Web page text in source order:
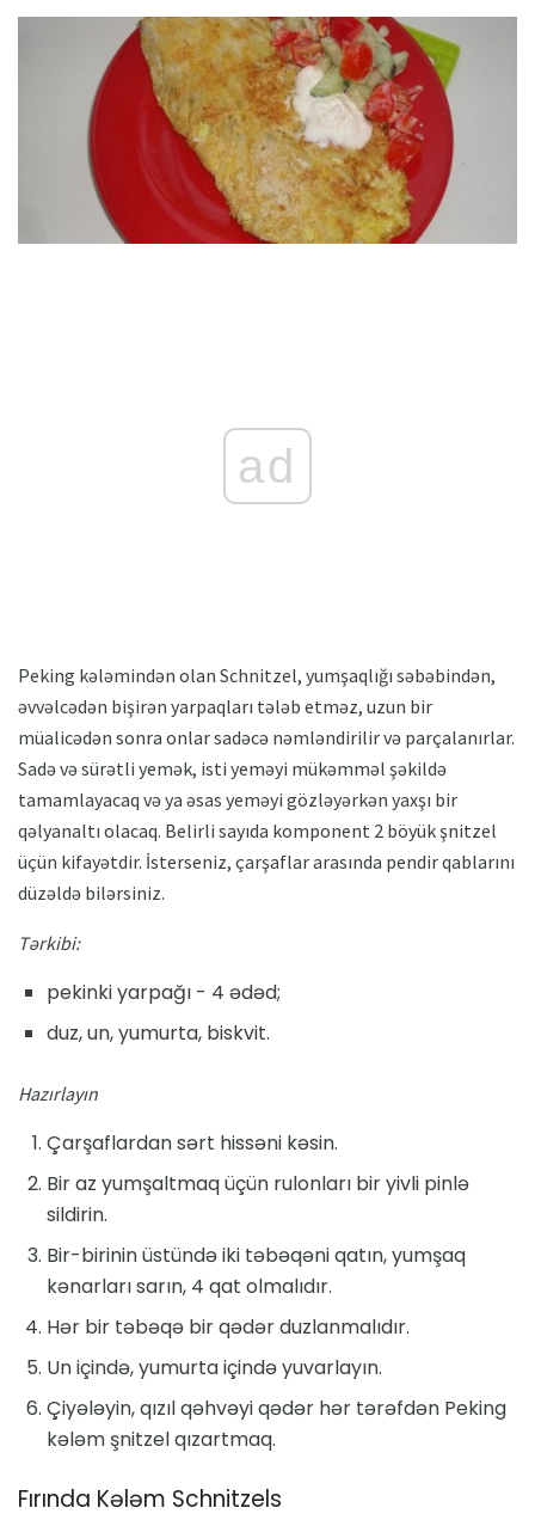
ad
Peking kələmindən olan Schnitzel, yumşaqlığı səbəbindən,
əvvəlcədən bişirən yarpaqları tələb etməz, uzun bir
müalicədən sonra onlar sadəcə nəmləndirilir və parçalanırlar.
Sadə və sürətli yemək, isti yeməyi mükəmməl şəkildə
tamamlayacaq və ya əsas yeməyi gözləyərkən yaxşı bir
qəlyanaltı olacaq. Belirli sayıda komponent 2 böyük şnitzel
üçün kifayətdir. İsterseniz, çarşaflar arasında pendir qablarını
düzəldə bilərsiniz.
Tərkibi:
pekinki yarpağı - 4 ədəd;
duz, un, yumurta, biskvit.
Hazırlayın
Çarşaflardan sərt hissəni kəsin.
Bir az yumşaltmaq üçün rulonları bir yivli pinlə
sildirin.
Bir-birinin üstündə iki təbəqəni qatın, yumşaq
kənarları sarın, 4 qat olmalıdır.
Hər bir təbəqə bir qədər duzlanmalıdır.
Un içində, yumurta içində yuvarlayın.
Çiyələyin, qızıl qəhvəyi qədər hər tərəfdən Peking
kələm şnitzel qızartmaq.
Fırında Kələm Schnitzels